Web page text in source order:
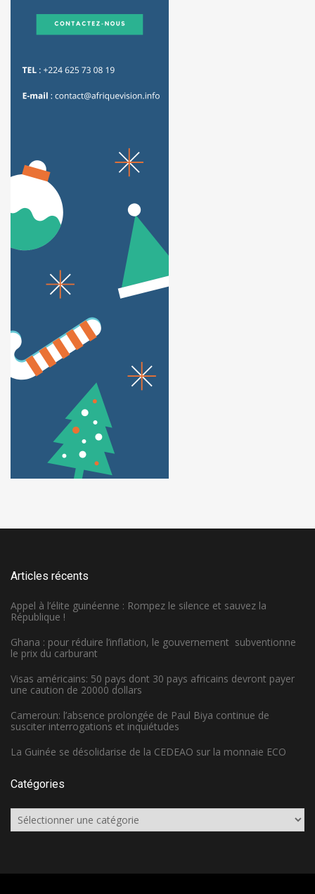
Articles récents
Appel à l’élite guinéenne : Rompez le silence et sauvez la
République !
Ghana : pour réduire l’inflation, le gouvernement subventionne
le prix du carburant
Visas américains: 50 pays dont 30 pays africains devront payer
une caution de 20000 dollars
Cameroun: l’absence prolongée de Paul Biya continue de
susciter interrogations et inquiétudes
La Guinée se désolidarise de la CEDEAO sur la monnaie ECO
Catégories
Catégories